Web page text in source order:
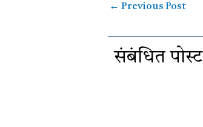
← Previous Post
संबंधित पोस्ट